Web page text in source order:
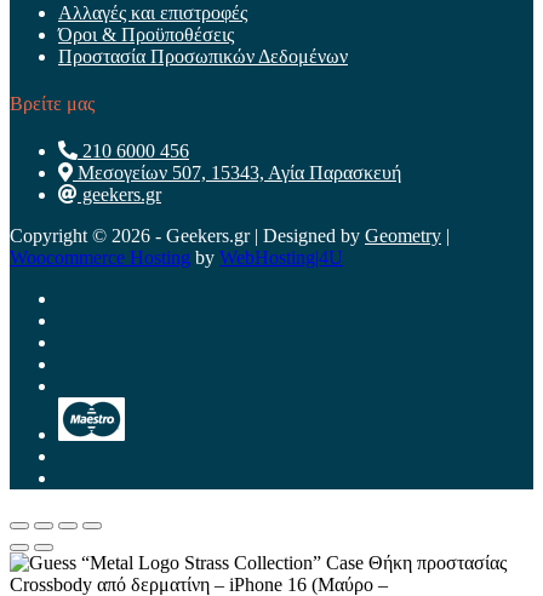
Αλλαγές και επιστροφές
Όροι & Προϋποθέσεις
Προστασία Προσωπικών Δεδομένων
Βρείτε μας
210 6000 456
Μεσογείων 507, 15343, Αγία Παρασκευή
geekers.gr
Copyright © 2026 - Geekers.gr | Designed by Geometry |
Woocommerce Hosting by WebHosting|4U